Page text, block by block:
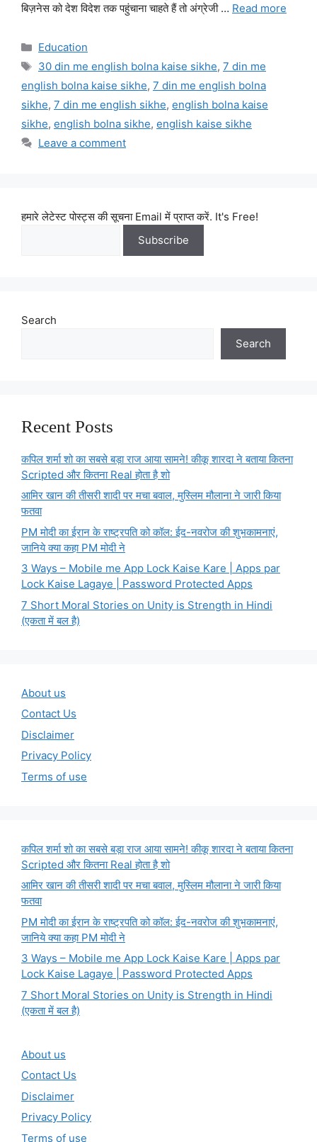
बिज़नेस को देश विदेश तक पहुंचाना चाहते हैं तो अंग्रेजी … Read more
Categories
Education
Tags
30 din me english bolna kaise sikhe, 7 din me
english bolna kaise sikhe, 7 din me english bolna
sikhe, 7 din me english sikhe, english bolna kaise
sikhe, english bolna sikhe, english kaise sikhe
Leave a comment
हमारे लेटेस्ट पोस्ट्स की सूचना Email में प्राप्त करें. It's Free!
Search
Search
Recent Posts
कपिल शर्मा शो का सबसे बड़ा राज आया सामने! कीकू शारदा ने बताया कितना
Scripted और कितना Real होता है शो
आमिर खान की तीसरी शादी पर मचा बवाल, मुस्लिम मौलाना ने जारी किया
फतवा
PM मोदी का ईरान के राष्ट्रपति को कॉल: ईद-नवरोज की शुभकामनाएं,
जानिये क्या कहा PM मोदी ने
3 Ways – Mobile me App Lock Kaise Kare | Apps par
Lock Kaise Lagaye | Password Protected Apps
7 Short Moral Stories on Unity is Strength in Hindi
(एकता में बल है)
About us
Contact Us
Disclaimer
Privacy Policy
Terms of use
कपिल शर्मा शो का सबसे बड़ा राज आया सामने! कीकू शारदा ने बताया कितना
Scripted और कितना Real होता है शो
आमिर खान की तीसरी शादी पर मचा बवाल, मुस्लिम मौलाना ने जारी किया
फतवा
PM मोदी का ईरान के राष्ट्रपति को कॉल: ईद-नवरोज की शुभकामनाएं,
जानिये क्या कहा PM मोदी ने
3 Ways – Mobile me App Lock Kaise Kare | Apps par
Lock Kaise Lagaye | Password Protected Apps
7 Short Moral Stories on Unity is Strength in Hindi
(एकता में बल है)
About us
Contact Us
Disclaimer
Privacy Policy
Terms of use